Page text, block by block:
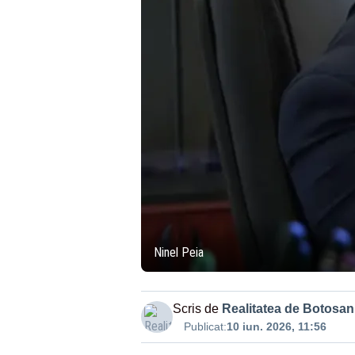
Ninel Peia
Scris de Realitatea de
Publicat:10 iun. 2026, 11:56